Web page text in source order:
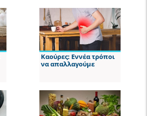
Καούρες: Εννέα τρόποι
να απαλλαγούμε